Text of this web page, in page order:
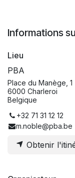
Informations
Lieu
PBA
Place du Manège, 1
6000 Charleroi
Belgique
+32 71 31 12 12
m.noble@pba.be
Obtenir